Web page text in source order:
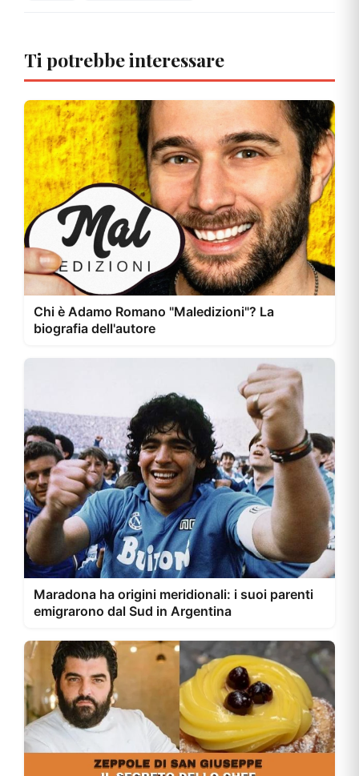
Ti potrebbe interessare
Chi è Adamo Romano "Maledizioni"? La
biografia dell'autore
Maradona ha origini meridionali: i suoi parenti
emigrarono dal Sud in Argentina